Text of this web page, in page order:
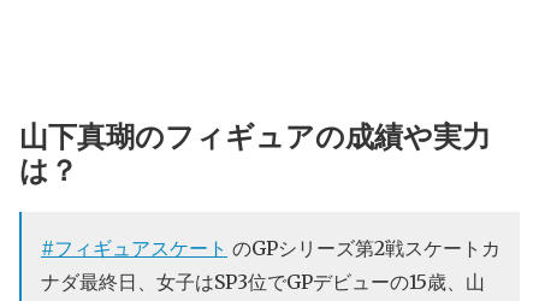
山下真瑚のフィギュアの成績や実力
は？
#フィギュアスケート のGPシリーズ第2戦スケートカ
ナダ最終日、女子はSP3位でGPデビューの15歳、山